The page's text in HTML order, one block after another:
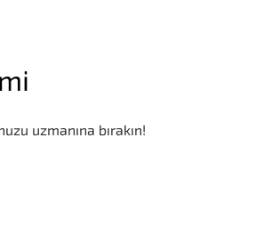
uzmanına bırakın!